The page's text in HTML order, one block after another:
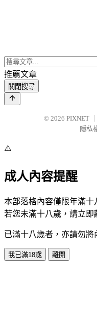
推薦文章
關閉搜尋
© 2026 PIXNET
隱私
⚠️
成人內容提醒
本部落格內容僅限年滿十
若您未滿十八歲，請立即
已滿十八歲者，亦請勿將
我已滿18歲 離開